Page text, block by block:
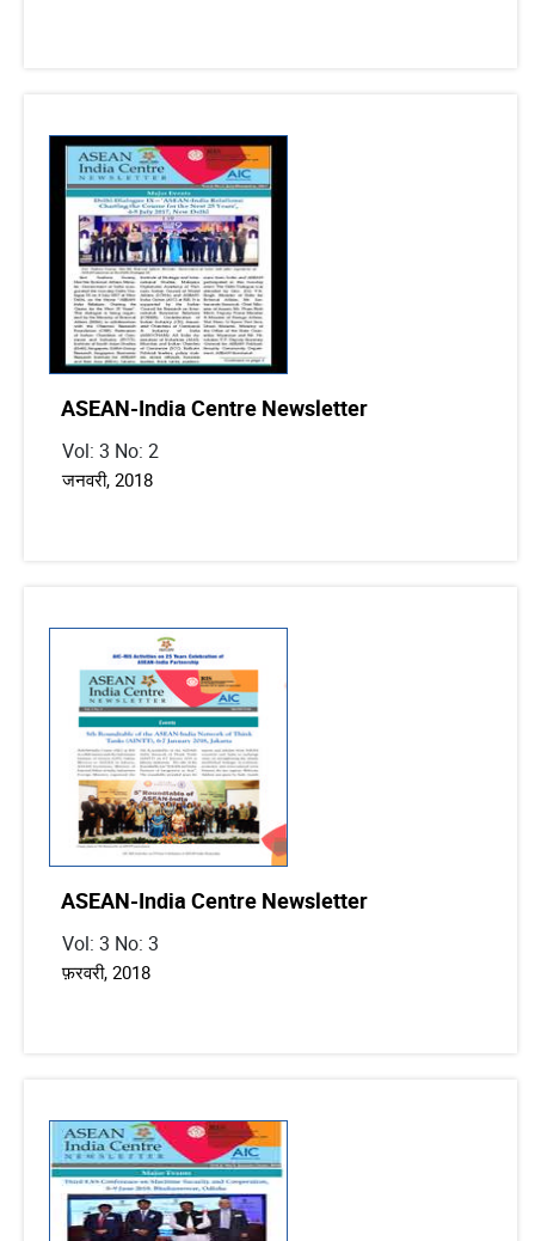
ASEAN-India Centre Newsletter
Vol: 3 No: 2
जनवरी, 2018
ASEAN-India Centre Newsletter
Vol: 3 No: 3
फ़रवरी, 2018